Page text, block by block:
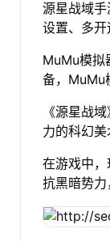
源星战域
设置、多开
MuMu模拟
备，MuMu
《源星战
力的科幻
在游戏中
抗黑暗势力